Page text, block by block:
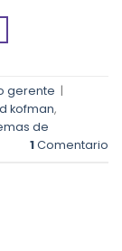
gerente |
kofman,
de
1Comentario